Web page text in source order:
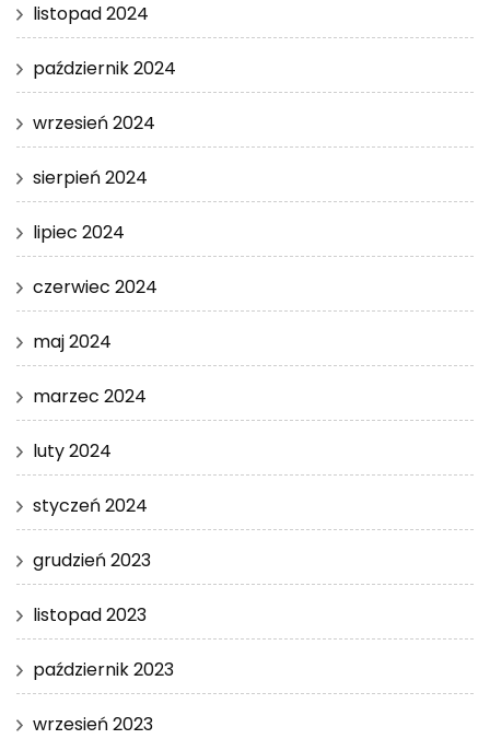
listopad 2024
październik 2024
wrzesień 2024
sierpień 2024
lipiec 2024
czerwiec 2024
maj 2024
marzec 2024
luty 2024
styczeń 2024
grudzień 2023
listopad 2023
październik 2023
wrzesień 2023